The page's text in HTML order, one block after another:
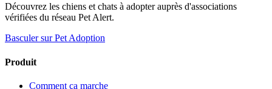
Découvrez les chiens et chats à adopter auprès d'associations
vérifiées du réseau Pet Alert.
Basculer sur Pet Adoption
Produit
Comment ça marche